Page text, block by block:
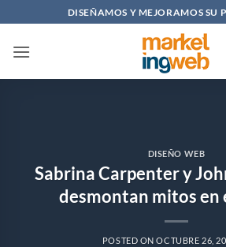
al
contenido
DISEÑAMOS Y MEJORAMOS SU
DISEÑO WEB
Sabrina Carpenter y
desmontan mitos en
POSTED ONOCTUBRE 26,